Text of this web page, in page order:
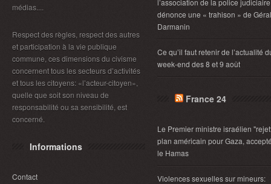
médias....
Respect des règles, respect des autres
et participation à la vie publique
commune, ces dimensions du civisme
concernent tous les secteurs d’activités
et tous les citoyens: «l’acteur-citoyen»,
quelle que soit son niveau de
responsabilité ou sa sensibilité, est
concerné.
Informations
Contact
l’association de la police judiciaire
dénonce une « trahison » de
Darmanin
Ce qu’il faut retenir de l’actualité
week-end des 8 et 9 août
France 24
Le Premier ministre israélien
plan américain pour Gaza,
le Hamas
Violences sexuelles sur mineurs: